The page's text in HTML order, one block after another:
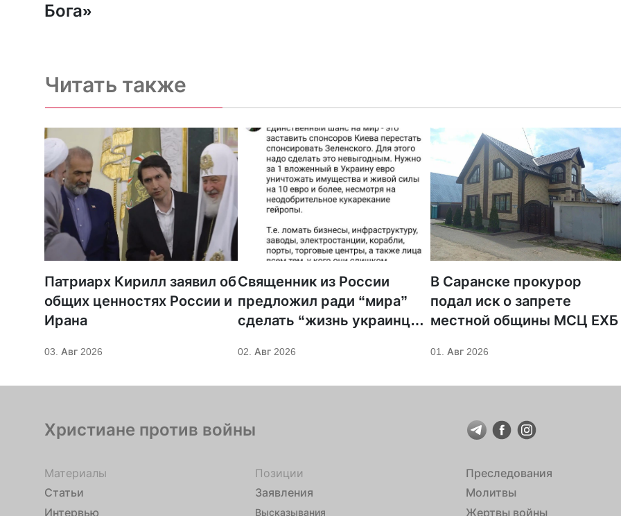
Бога»
Читать также
Патриарх Кирилл заявил об
общих ценностях России и
Ирана
03. Авг 2026
Священник из России
предложил ради “мира”
сделать “жизнь украинцев
02. Авг 2026
В Саранске прокурор
подал иск о запрете
местной общины МСЦ ЕХБ
01. Авг 2026
Христиане против войны
Материалы
Статьи
Интервью
Позиции
Заявления
Высказывания
Преследования
Молитвы
Жертвы войны